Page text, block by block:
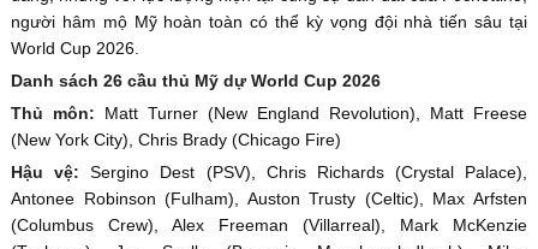
người hâm mộ Mỹ hoàn toàn có thể kỳ vọng đội nhà tiến sâu tại
World Cup 2026.
Danh sách 26 cầu thủ Mỹ dự World Cup 2026
Thủ môn: Matt Turner (New England Revolution), Matt Freese
(New York City), Chris Brady (Chicago Fire)
Hậu vệ:Sergino Dest (PSV), Chris Richards (Crystal Palace),
Antonee Robinson (Fulham), Auston Trusty (Celtic), Max Arfsten
(Columbus Crew), Alex Freeman (Villarreal), Mark McKenzie